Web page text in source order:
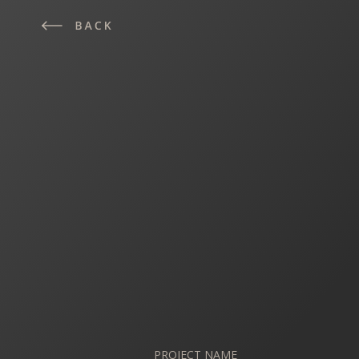
PROJECT NAME